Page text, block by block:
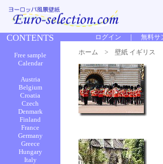
ホーム > 壁紙 イギリス